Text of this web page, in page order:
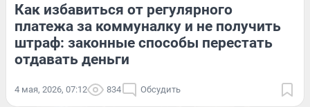
Как избавиться от регулярного
платежа за коммуналку и не получить
штраф: законные способы перестать
отдавать деньги
4 мая, 2026, 07:12 834 Обсудить